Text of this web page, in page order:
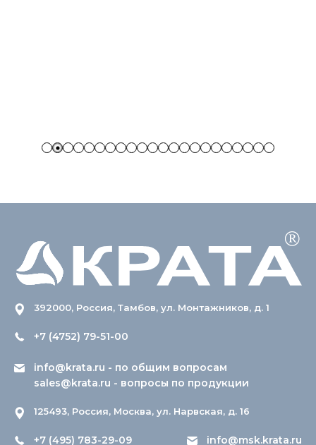
392000, Россия, Тамбов, ул. Монтажников, д. 1
+7 (4752) 79-51-00
info@krata.ru - по общим вопросам
sales@krata.ru - вопросы по продукции
125493, Россия, Москва, ул. Нарвская, д. 16
+7 (495) 783-29-09 info@msk.krata.ru